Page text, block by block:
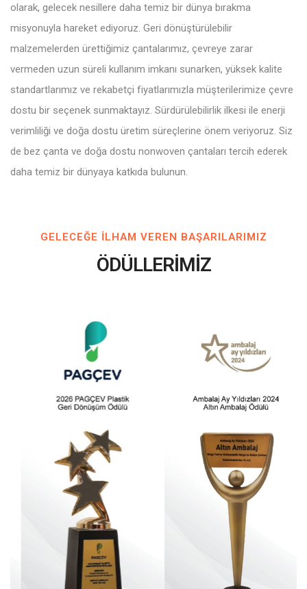
olarak, gelecek nesillere daha temiz bir dünya bırakma
misyonuyla hareket ediyoruz. Geri dönüştürülebilir
malzemelerden ürettiğimiz çantalarımız, çevreye zarar
vermeden uzun süreli kullanım imkanı sunarken, yüksek kalite
standartlarımız ve rekabetçi fiyatlarımızla müşterilerimize çevre
dostu bir seçenek sunmaktayız. Sürdürülebilirlik ilkesi ile enerji
verimliliği ve doğa dostu üretim süreçlerine önem veriyoruz. Siz
de bez çanta ve doğa dostu nonwoven çantaları tercih ederek
daha temiz bir dünyaya katkıda bulunun.
GELECEĞE ILHAM VEREN BAŞARILARIMIZ
ÖDÜLLERİMİZ